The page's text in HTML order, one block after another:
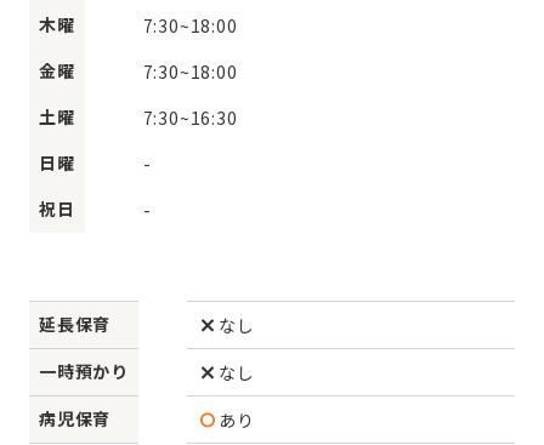
木曜
7:30~18:00
金曜
7:30~18:00
土曜
7:30~16:30
日曜
-
祝日
-
延長保育
なし
一時預かり
なし
病児保育
あり